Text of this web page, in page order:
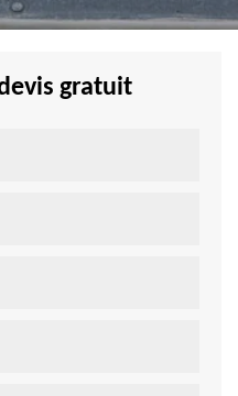
gratuit